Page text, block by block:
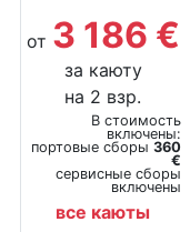
от 3 186 €
за каюту
на 2 взр.
В стоимость
включены:
портовые сборы 360
€
сервисные сборы
включены
все каюты